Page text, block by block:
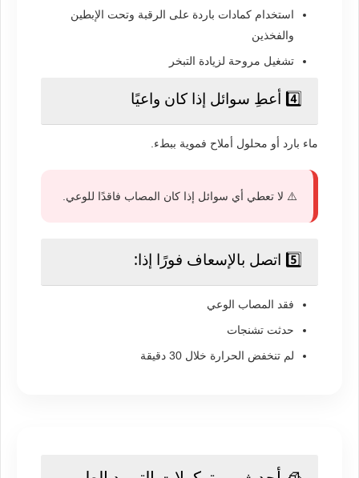
استخدام كمادات باردة على الرقبة وتحت الإبطين
والفخذين
تشغيل مروحة لزيادة التبخر
4️⃣ أعطِ سوائل إذا كان واعيًا
ماء بارد أو محلول أملاح فموية ببطء.
⚠️ لا تعطي أي سوائل إذا كان المصاب فاقدًا للوعي.
5️⃣ اتصل بالإسعاف فورًا إذا:
فقد المصاب الوعي
حدثت تشنجات
لم تنخفض الحرارة خلال 30 دقيقة